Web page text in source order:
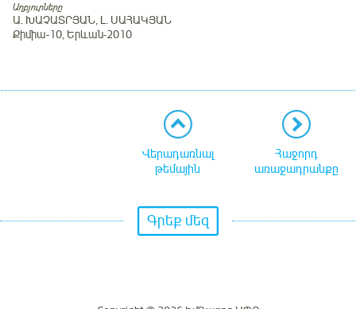
Աղբյուրները
Ա․ ԽԱՉԱՏՐՅԱՆ, Լ․ ՍԱՀԱԿՅԱՆ
Քիմիա-10, Երևան-2010
Վերադառնալ
թեմային
Հաջորդ
առաջադրանքը
Գրեք մեզ